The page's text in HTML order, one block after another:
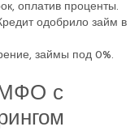
оплатив проценты.
одобрило займ в
займы под 0%.
МФО с